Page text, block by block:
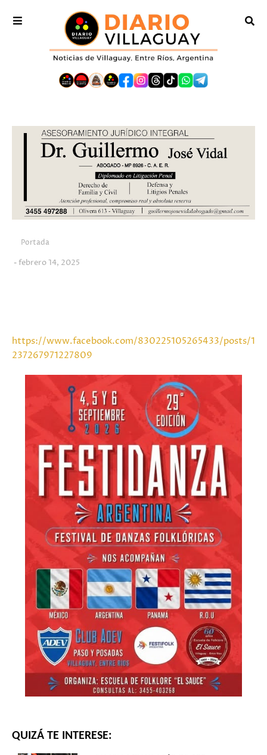
Portada
febrero 14, 2025
https://www.facebook.com/830225105265433/posts/1
237267971227809
QUIZÁ TE INTERESE: